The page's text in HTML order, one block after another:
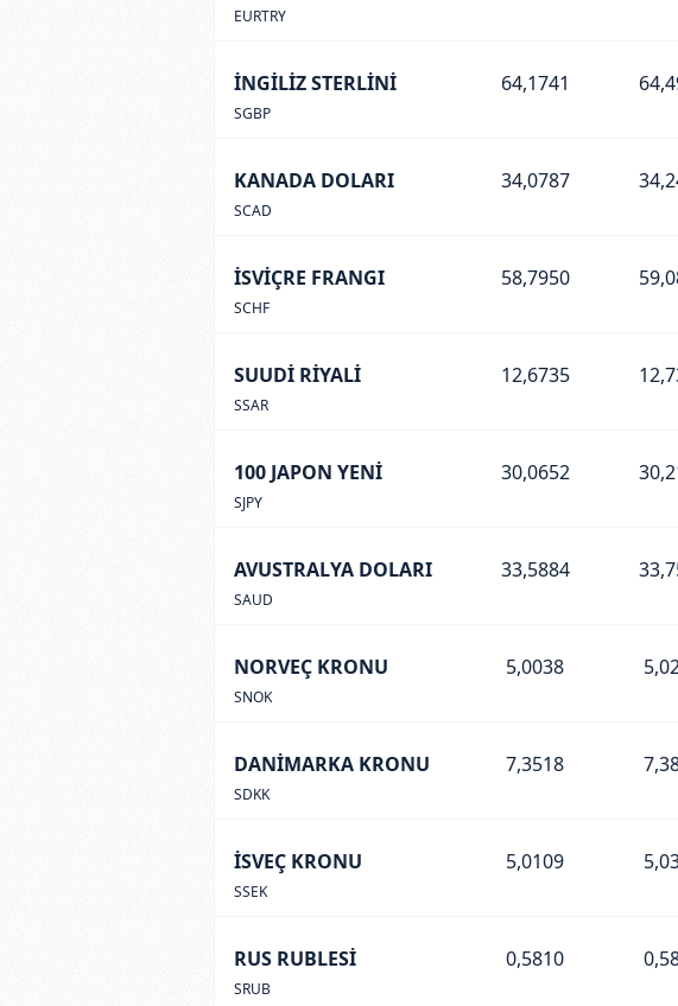
EURTRY
İNGİLİZ STERLİNİ
SGBP
64,1741
KANADA DOLARI
SCAD
34,0787
İSVİÇRE FRANGI
SCHF
58,7950
SUUDİ RİYALİ
SSAR
12,6735
100 JAPON YENİ
SJPY
30,0652
AVUSTRALYA DOLARI
SAUD
33,5884
NORVEÇ KRONU
SNOK
5,0038
DANİMARKA KRONU
SDKK
7,3518
İSVEÇ KRONU
SSEK
5,0109
RUS RUBLESİ
SRUB
0,5810